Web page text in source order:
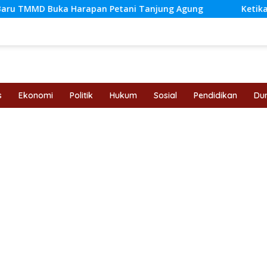
Harapan Petani Tanjung Agung Ketika Geografi
Ekonomi Politik Hukum Sosial Pendidikan